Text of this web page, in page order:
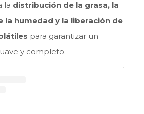
la distribución de la grasa, la
la humedad y la liberación de
para garantizar un
y completo.